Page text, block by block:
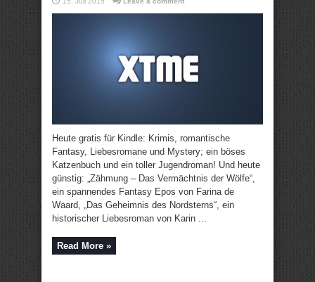
Heute gratis für Kindle: Krimis, romantische
Fantasy, Liebesromane und Mystery; ein böses
Katzenbuch und ein toller Jugendroman! Und heute
günstig: „Zähmung – Das Vermächtnis der Wölfe“,
ein spannendes Fantasy Epos von Farina de
Waard, „Das Geheimnis des Nordsterns“, ein
historischer Liebesroman von Karin ...
Read More »